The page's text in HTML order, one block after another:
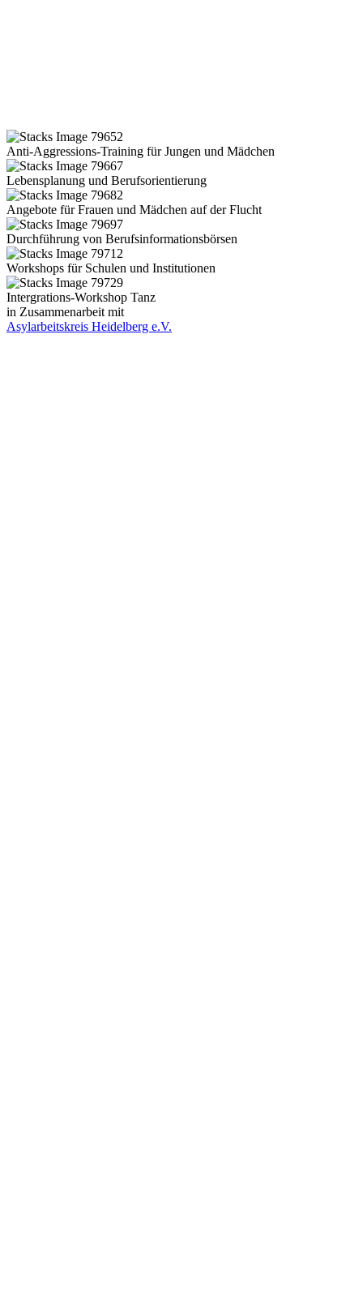
Anti-Aggressions-Training für Jungen und Mädchen
Lebensplanung und Berufsorientierung
Angebote für Frauen und Mädchen auf der Flucht
Durchführung von Berufsinformationsbörsen
Workshops für Schulen und Institutionen
Intergrations-Workshop Tanz
in Zusammenarbeit mit
Asylarbeitskreis Heidelberg e.V.